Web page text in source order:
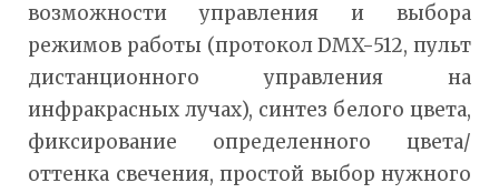
возможности управления и выбора
режимов работы (протокол DMX-512, пульт
дистанционного управления на
инфракрасных лучах), синтез белого цвета,
фиксирование определенного цвета/
оттенка свечения, простой выбор нужного